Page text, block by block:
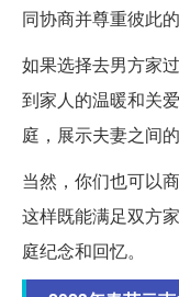
同协商并尊重彼此的
如果选择去男方家
到家人的温暖和关
庭，展示夫妻之间
当然，你们也可以
这样既能满足双方
庭纪念和回忆。